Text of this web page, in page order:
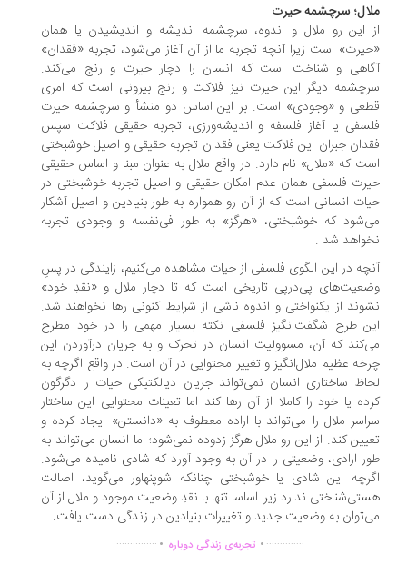
سرچشمه حیرت
این‌ رو ملال و اندوه، سرچشمه اندیشه و اندیشیدن یا همان
است زیرا آنچه تجربه ما از آن آغاز می‌شود، تجربه «فقدان»
و شناخت است که انسان را دچار حیرت و رنج می‌کند.
دیگر این حیرت نیز فلاکت و رنج بیرونی است که امری
و «وجودی» است. بر این اساس دو منشأ و سرچشمه حیرت
یا آغاز فلسفه و اندیشه‌ورزی، تجربه حقیقی فلاکت سپس
جبران این فلاکت یعنی فقدان تجربه حقیقی و اصیل خوشبختی
که «ملال» نام دارد. در واقع ملال به عنوان مبنا و اساس حقیقی
فلسفی همان عدم امکان حقیقی و اصیل تجربه خوشبختی در
انسانی است که از آن رو همواره به‌ طور بنیادین و اصیل آشکار
که خوشبختی، «هرگز» به ‌طور فی‌نفسه و وجودی تجربه
شد .
در این الگوی فلسفی از حیات مشاهده می‌کنیم، زایندگی در پسِ
پی‌درپی تاریخی است که تا دچار ملال و «نقدِ خود»
از یکنواختی و اندوه ناشی از شرایط کنونی رها نخواهند شد.
طرح شگفت‌انگیز فلسفی نکته بسیار مهمی را در خود مطرح
که آن، مسوولیت انسان در تحرک و به جریان درآوردن این
عظیم ملال‌انگیز و تغییر محتوایی در آن است. در واقع اگرچه به
ساختاری انسان نمی‌تواند جریان دیالکتیکی حیات را دگرگون
یا خود را کاملا از آن رها کند اما تعینات محتوایی این ساختار
ملال را می‌تواند با اراده معطوف به «دانستن» ایجاد کرده و
کند. از این رو ملال هرگز زدوده نمی‌شود؛ اما انسان می‌تواند به‌
ارادی، وضعیتی را در آن به وجود آورد که شادی نامیده می‌شود.
این شادی یا خوشبختی چنانکه شوپنهاور می‌گوید، اصالت
ندارد زیرا اساسا تنها با نقدِ وضعیت موجود و ملال از آن
به وضعیت جدید و تغییرات بنیادین در زندگی دست یافت.
................تجربه‌ی زندگی دوباره ...............